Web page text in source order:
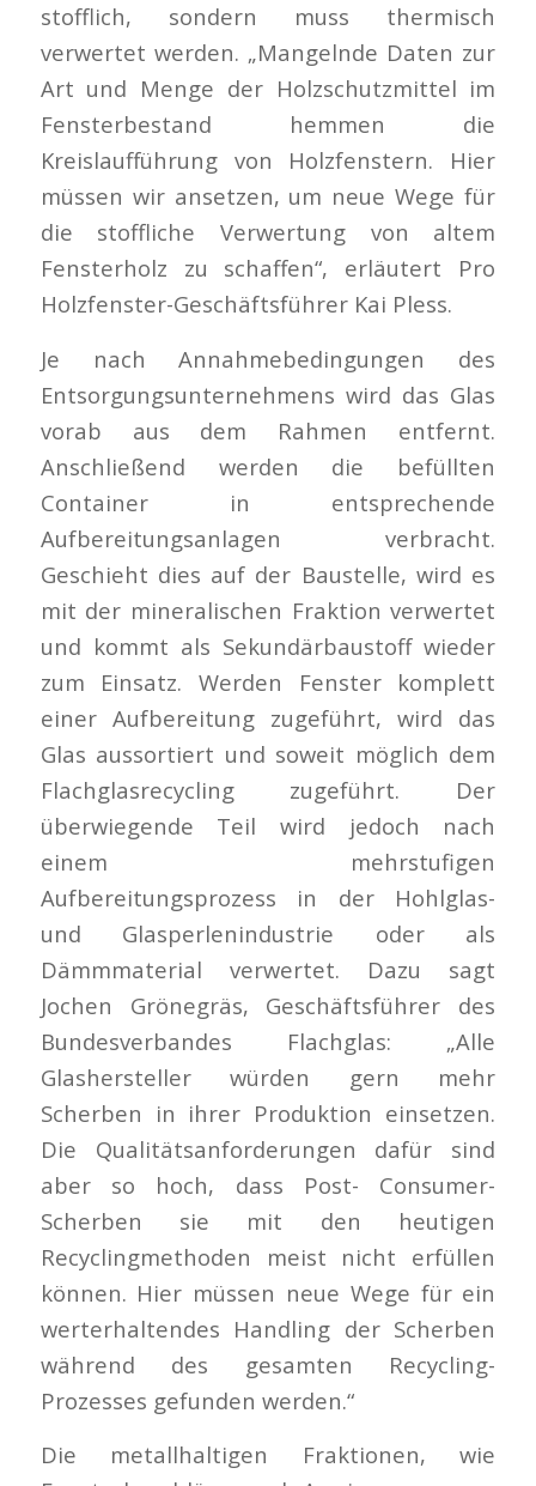
stofflich, sondern muss thermisch
verwertet werden. „Mangelnde Daten zur
Art und Menge der Holzschutzmittel im
Fensterbestand hemmen die
Kreislaufführung von Holzfenstern. Hier
müssen wir ansetzen, um neue Wege für
die stoffliche Verwertung von altem
Fensterholz zu schaffen“, erläutert Pro
Holzfenster-Geschäftsführer Kai Pless.
Je nach Annahmebedingungen des
Entsorgungsunternehmens wird das Glas
vorab aus dem Rahmen entfernt.
Anschließend werden die befüllten
Container in entsprechende
Aufbereitungsanlagen verbracht.
Geschieht dies auf der Baustelle, wird es
mit der mineralischen Fraktion verwertet
und kommt als Sekundärbaustoff wieder
zum Einsatz. Werden Fenster komplett
einer Aufbereitung zugeführt, wird das
Glas aussortiert und soweit möglich dem
Flachglasrecycling zugeführt. Der
überwiegende Teil wird jedoch nach
einem mehrstufigen
Aufbereitungsprozess in der Hohlglas-
und Glasperlenindustrie oder als
Dämmmaterial verwertet. Dazu sagt
Jochen Grönegräs, Geschäftsführer des
Bundesverbandes Flachglas: „Alle
Glashersteller würden gern mehr
Scherben in ihrer Produktion einsetzen.
Die Qualitätsanforderungen dafür sind
aber so hoch, dass Post- Consumer-
Scherben sie mit den heutigen
Recyclingmethoden meist nicht erfüllen
können. Hier müssen neue Wege für ein
werterhaltendes Handling der Scherben
während des gesamten Recycling-
Prozesses gefunden werden.“
Die metallhaltigen Fraktionen, wie